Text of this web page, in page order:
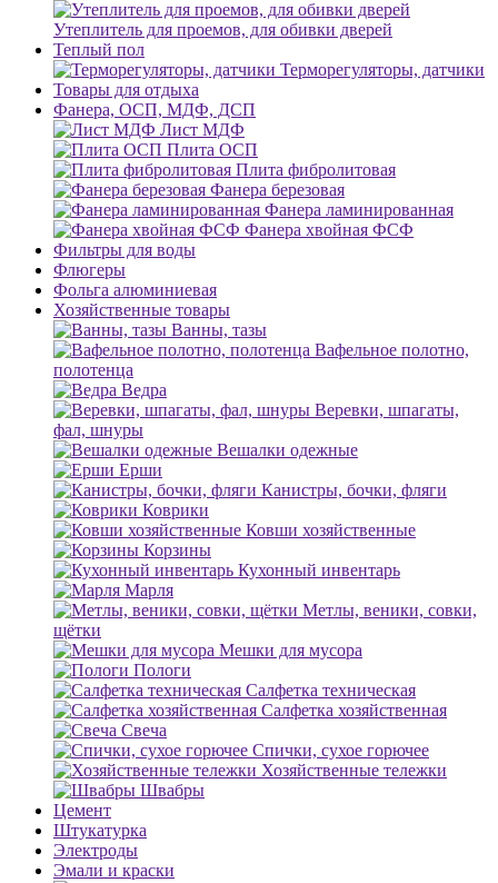
Утеплитель для проемов, для обивки дверей
Теплый пол
Терморегуляторы, датчики
Товары для отдыха
Фанера, ОСП, МДФ, ДСП
Лист МДФ
Плита ОСП
Плита фибролитовая
Фанера березовая
Фанера ламинированная
Фанера хвойная ФСФ
Фильтры для воды
Флюгеры
Фольга алюминиевая
Хозяйственные товары
Ванны, тазы
Вафельное полотно,
полотенца
Ведра
Веревки, шпагаты,
фал, шнуры
Вешалки одежные
Ерши
Канистры, бочки, фляги
Коврики
Ковши хозяйственные
Корзины
Кухонный инвентарь
Марля
Метлы, веники, совки,
щётки
Мешки для мусора
Пологи
Салфетка техническая
Салфетка хозяйственная
Свеча
Спички, сухое горючее
Хозяйственные тележки
Швабры
Цемент
Штукатурка
Электроды
Эмали и краски